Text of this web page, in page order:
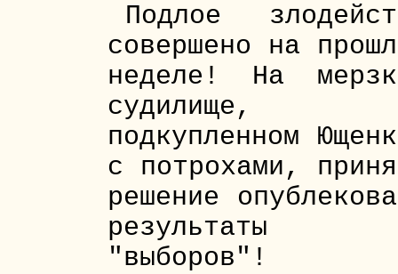
Подлое
совершено на
неделе! На
судилище,
подкупленном
с потрохами,
решение
результаты
"выборов"!